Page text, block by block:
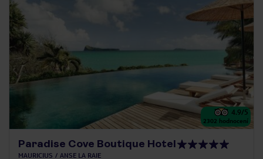
4.9/5
2302 hodnocení
Paradise Cove Boutique Hotel
MAURICIUS ANSE LA RAIE